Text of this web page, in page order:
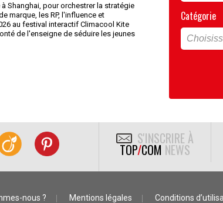
Shanghai, pour orchestrer la stratégie
marque, les RP, l'influence et
au festival interactif Climacool Kite
de l'enseigne de séduire les jeunes
Catégorie
S'INSCRIRE À
TOP/COM NEWS
nous ? Mentions légales Conditions